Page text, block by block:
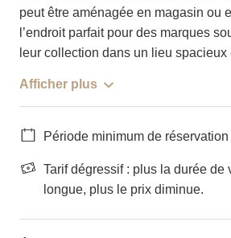
peut être aménagée en magasin ou
l’endroit parfait pour des marques
leur collection dans un lieu
Afficher plus
Période minimum de
Tarif dégressif : plus la durée de
longue, plus le prix diminue.